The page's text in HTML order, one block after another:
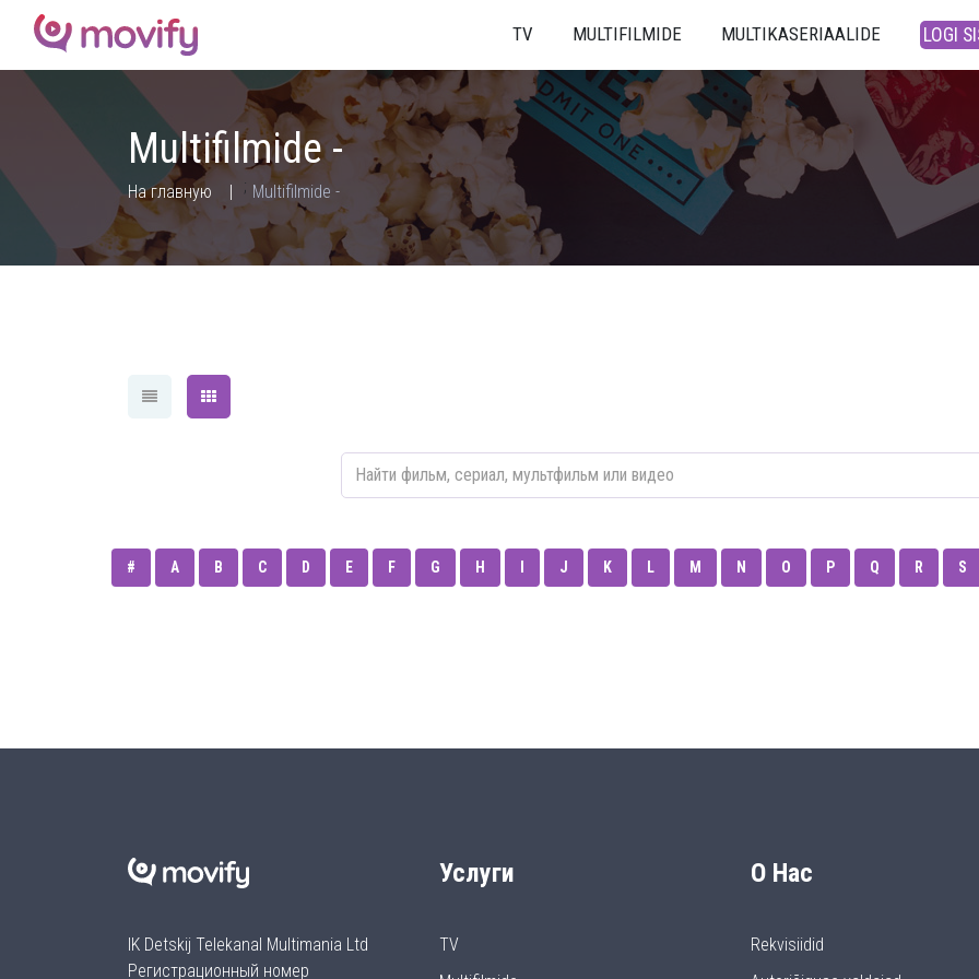
TV MULTIFILMIDE MULTIKASERIAALIDE LOGI
Multifilmide -
На главную ; Multifilmide -
# A B C D E F G H J K L M N O P Q R S
IK Detskij Telekanal Multimania Ltd
Регистрационный номер
Услуги
TV
О Нас
Rekvisiidid